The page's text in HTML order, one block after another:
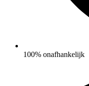
100% onafhankelijk